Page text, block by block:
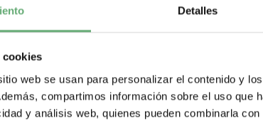
Detalles
cookies
web se usan para personalizar el contenido y
compartimos información sobre el uso que
y análisis web, quienes pueden combinarla